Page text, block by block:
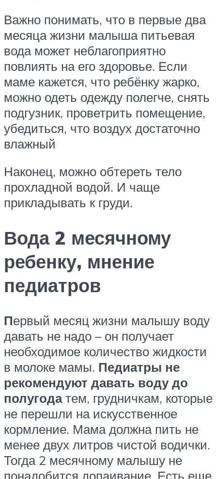
Важно понимать, что в первые два
месяца жизни малыша питьевая
вода может неблагоприятно
повлиять на его здоровье. Если
маме кажется, что ребёнку жарко,
можно одеть одежду полегче, снять
подгузник, проветрить помещение,
убедиться, что воздух достаточно
влажный
Наконец, можно обтереть тело
прохладной водой. И чаще
прикладывать к груди.
Вода 2 месячному
ребенку, мнение
педиатров
Первый месяц жизни малышу воду
давать не надо – он получает
необходимое количество жидкости
в молоке мамы. Педиатры не
рекомендуют давать воду до
полугодатем, грудничкам, которые
не перешли на искусственное
кормление. Мама должна пить не
менее двух литров чистой водички.
Тогда 2 месячному малышу не
понадобится допаивание. Есть еще